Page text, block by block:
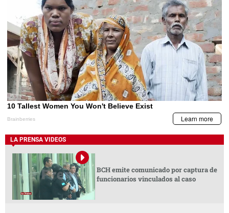
LA PRENSA VIDEOS
BCH emite comunicado por captura de
funcionarios vinculados al caso